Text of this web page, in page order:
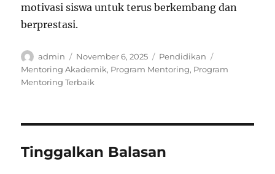
motivasi siswa untuk terus berkembang dan
berprestasi.
Author
admin
Posted
on
November 6, 2025 Categories
Pendidikan
Mentoring Akademik, Program Mentoring, Program
Mentoring Terbaik
Tinggalkan Balasan